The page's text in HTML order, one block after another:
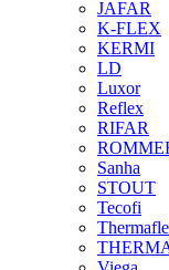
JAFAR
K-FLEX
KERMI
LD
Luxor
Reflex
RIFAR
Sanha
STOUT
Tecofi